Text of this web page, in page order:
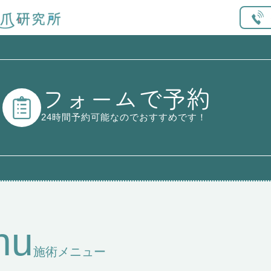
フォームで予約
24時間予約可能なのでおすすめです！
施術メニュー